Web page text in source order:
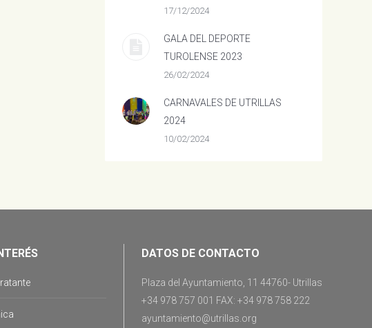
17/12/2024
GALA DEL DEPORTE
TUROLENSE 2023
26/02/2024
CARNAVALES DE UTRILLAS
2024
10/02/2024
DATOS DE CONTACTO
Plaza del Ayuntamiento, 11 44760- Utrillas
+34 978 757 001 FAX: +34 978 758 222
ayuntamiento@utrillas.org